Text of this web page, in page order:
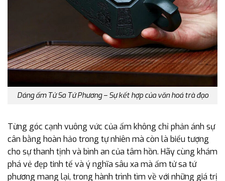
Dáng ấm Tử Sa Tứ Phương – Sự kết hợp của văn hoá trà đạo
Từng góc cạnh vuông vức của ấm không chỉ phản ánh sự
cân bằng hoàn hảo trong tự nhiên mà còn là biểu tượng
cho sự thanh tịnh và bình an của tâm hồn. Hãy cùng khám
phá vẻ đẹp tinh tế và ý nghĩa sâu xa mà ấm tử sa tứ
phương mang lại, trong hành trình tìm về với những giá trị